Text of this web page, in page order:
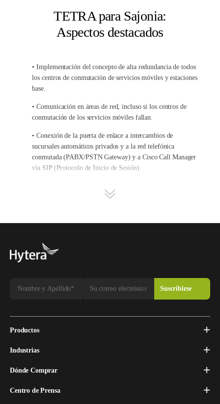
mantenimiento de la carretera tengan acceso rápido y control
total, especialmente, sobre su porción de la flota de vehículos.
TETRA para Sajonia:
Aspectos destacados
• Implementación del concepto de alta redundancia de todos
los centros de conmutación de servicios móviles y estaciones
base.
• Comunicación en áreas de red, incluso si los centros de
conmutación de los servicios móviles fallan.
• Conexión de la puerta de enlace a intercambios de
sucursales automáticos privados y a la red telefónica
conmutada (PABX/PSTN Gateway) y a Cisco Call Manager
vía SIP (Protocolo de Inicio de Sesión).
de fallas y remoción del lugar de trabajo.
Productos
Industrias
Dónde Comprar
Centro de Prensa